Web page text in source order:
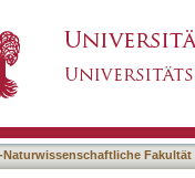
Naturwissenschaftliche Fakultät